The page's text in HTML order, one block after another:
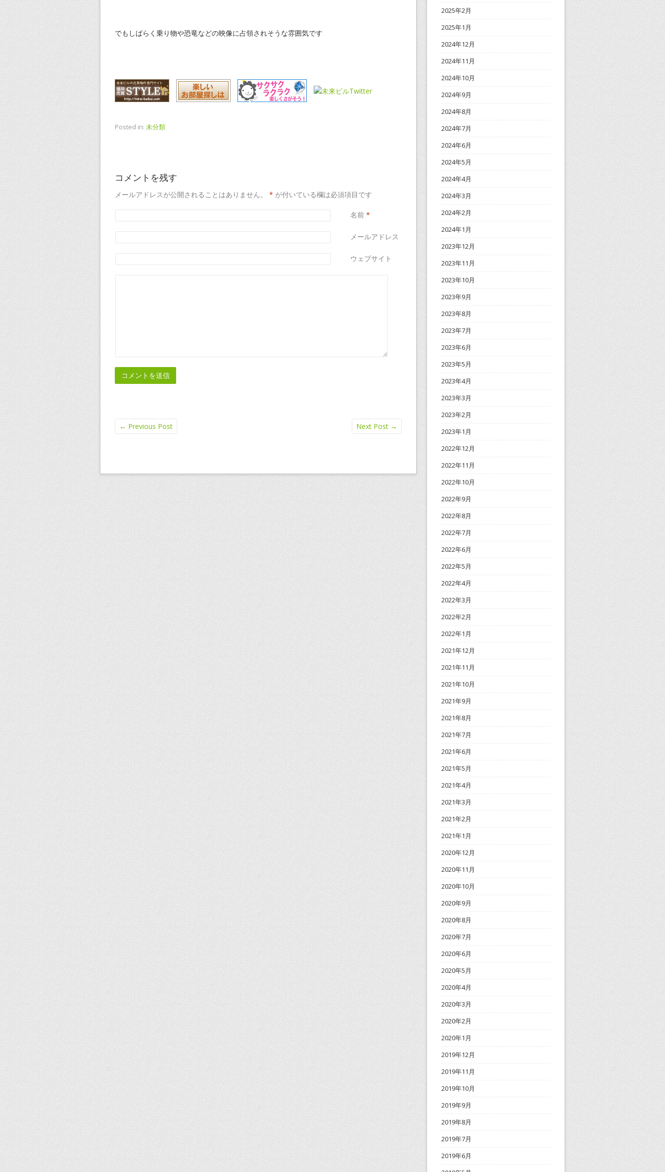
でもしばらく乗り物や恐竜などの映像に占領されそうな雰囲気です
Posted in: 未分類
コメントを残す
メールアドレスが公開されることはありません。 * が付いている欄は必須項目です
名前 *
メールアドレス
ウェブサイト
← Previous Post Next Post →
2025年2月
2025年1月
2024年12月
2024年11月
2024年10月
2024年9月
2024年8月
2024年7月
2024年6月
2024年5月
2024年4月
2024年3月
2024年2月
2024年1月
2023年12月
2023年11月
2023年10月
2023年9月
2023年8月
2023年7月
2023年6月
2023年5月
2023年4月
2023年3月
2023年2月
2023年1月
2022年12月
2022年11月
2022年10月
2022年9月
2022年8月
2022年7月
2022年6月
2022年5月
2022年4月
2022年3月
2022年2月
2022年1月
2021年12月
2021年11月
2021年10月
2021年9月
2021年8月
2021年7月
2021年6月
2021年5月
2021年4月
2021年3月
2021年2月
2021年1月
2020年12月
2020年11月
2020年10月
2020年9月
2020年8月
2020年7月
2020年6月
2020年5月
2020年4月
2020年3月
2020年2月
2020年1月
2019年12月
2019年11月
2019年10月
2019年9月
2019年8月
2019年7月
2019年6月